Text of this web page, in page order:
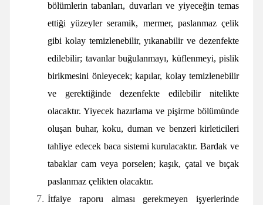
bölümlerin tabanları, duvarları ve yiyeceğin temas
ettiği yüzeyler seramik, mermer, paslanmaz çelik
gibi kolay temizlenebilir, yıkanabilir ve dezenfekte
edilebilir; tavanlar buğulanmayı, küflenmeyi, pislik
birikmesini önleyecek; kapılar, kolay temizlenebilir
ve gerektiğinde dezenfekte edilebilir nitelikte
olacaktır. Yiyecek hazırlama ve pişirme bölümünde
oluşan buhar, koku, duman ve benzeri kirleticileri
tahliye edecek baca sistemi kurulacaktır. Bardak ve
tabaklar cam veya porselen; kaşık, çatal ve bıçak
paslanmaz çelikten olacaktır.
İtfaiye raporu alması gerekmeyen işyerlerinde